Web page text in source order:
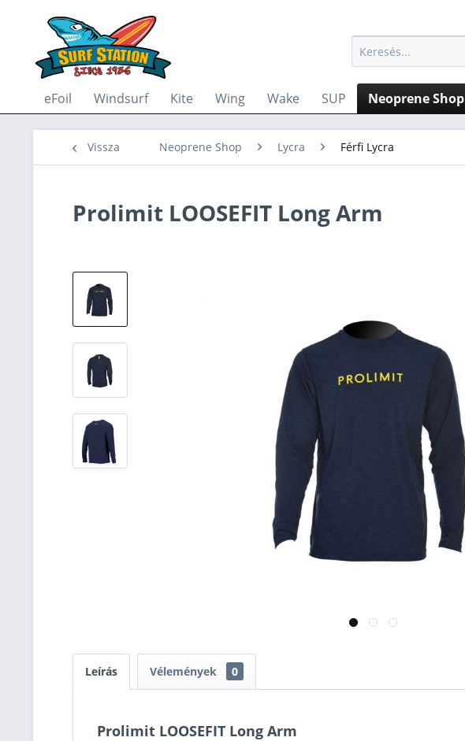
eFoil Windsurf Kite Wing Wake SUP Neoprene Shop
Vissza Neoprene Shop Lycra Férfi Lycra
Prolimit LOOSEFIT Long Arm
Leírás Vélemények 0
Prolimit LOOSEFIT Long Arm